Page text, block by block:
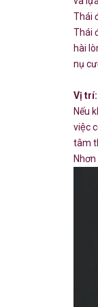
Thái
Thái
hài
nụ
Vị trí:
Nếu
việc
tâm